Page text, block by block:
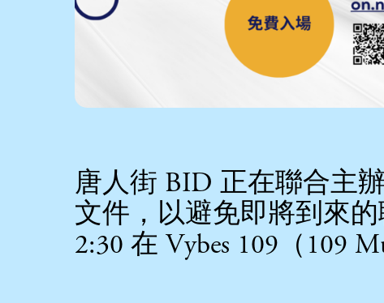
唐人街 BID 正在聯合主
文件，以避免即將到來
2:30 在 Vybes 109（109